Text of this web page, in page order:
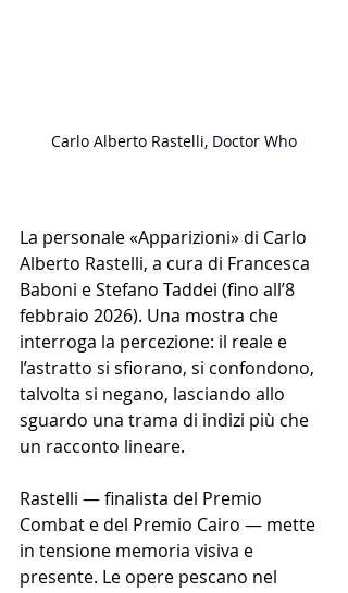
Carlo Alberto Rastelli, Doctor Who
La personale «Apparizioni» di Carlo
Alberto Rastelli, a cura di Francesca
Baboni e Stefano Taddei (fino all’8
febbraio 2026). Una mostra che
interroga la percezione: il reale e
l’astratto si sfiorano, si confondono,
talvolta si negano, lasciando allo
sguardo una trama di indizi più che
un racconto lineare.
Rastelli — finalista del Premio
Combat e del Premio Cairo — mette
in tensione memoria visiva e
presente. Le opere pescano nel